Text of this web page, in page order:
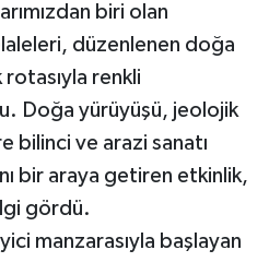
biri olan
düzenlenen doğa
rotasıyla renkli
Doğa yürüyüşü, jeolojik
bilinci ve arazi sanatı
bir araya getiren etkinlik,
gördü.
manzarasıyla başlayan